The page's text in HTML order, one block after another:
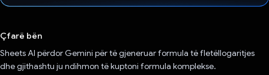
Çfarë bën
Sheets AI përdor Gemini për të gjeneruar formula të fletëllogaritjes
dhe gjithashtu ju ndihmon të kuptoni formula komplekse.